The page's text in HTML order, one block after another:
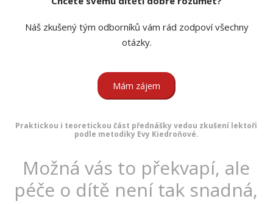
Náš zkušený tým odborníků vám rád zodpoví všechny
otázky.
Mám zájem
Praktickou i teoretickou část přednášky vedou zkušení lektoři
podle metodiky Evy Kiedroňové.
Možná vás to překvapí, ale
péče o dítě není tak snadná,